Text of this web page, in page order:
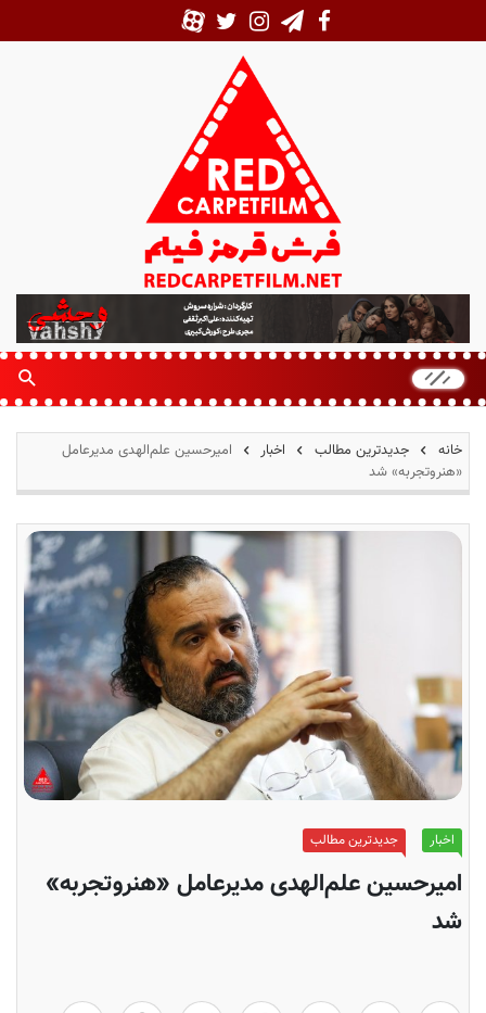
ر
ش
ر
م
ز
خانه جدیدترین مطالب اخبار
امیرحسین علم‌الهدی مدیرعامل
«هنروتجربه» شد
اخبار جدیدترین مطالب
امیرحسین علم‌الهدی مدیرعامل «هنروتجربه»
شد